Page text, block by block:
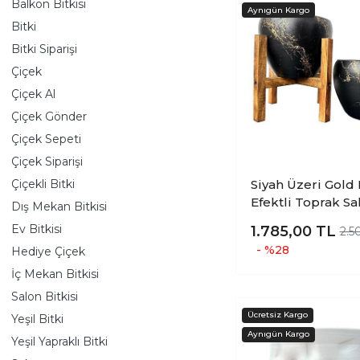
Balkon Bitkisi
Bitki
Bitki Siparişi
Çiçek
Çiçek Al
Çiçek Gönder
Çiçek Sepeti
Çiçek Siparişi
Çiçekli Bitki
Dış Mekan Bitkisi
Ev Bitkisi
Hediye Çiçek
İç Mekan Bitkisi
Salon Bitkisi
Yeşil Bitki
Yeşil Yapraklı Bitki
Siyah Üzeri
Efektli Toprak
İkili Set Ayaksız
Ayaklı-15 Cm
1.785,00 TL
- %28